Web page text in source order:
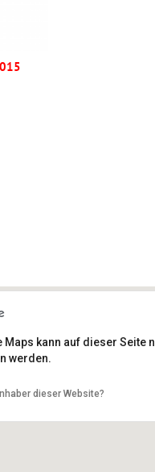
BOLA Haus der Kulturen
Maps kann auf dieser Seite
werden.
dieser Website?